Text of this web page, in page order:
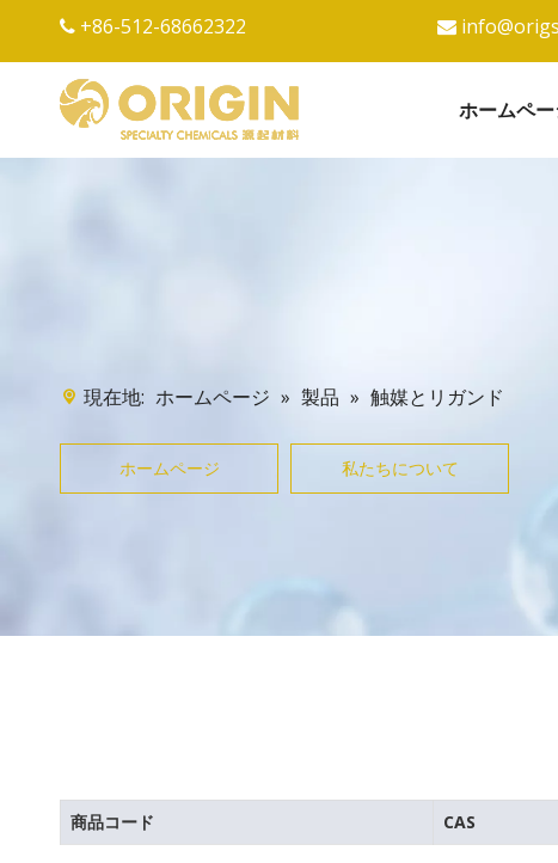
 +86-512-68662322 
ホームペ
現在地: ホームページ » 製品 » 触媒とリガンド
ホームページ 私たちについて
商品コード CAS